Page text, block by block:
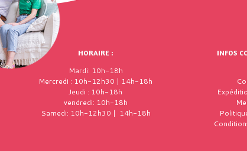
HORAIRE :
Mardi: 10h-18h
Mercredi : 10h-12h30 | 14h-18h
Jeudi : 10h-18h
vendredi: 10h-18h
Samedi: 10h-12h30 | 14h-18h
INFOS